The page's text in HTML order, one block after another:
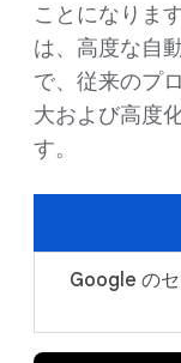
ことになりま
は、高度な自
で、従来のプ
大および高度
す。
Google の